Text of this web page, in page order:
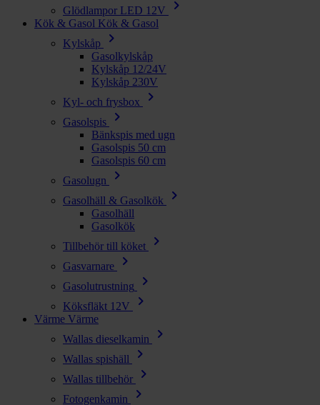
Glödlampor LED 12V chevron_right
Kök & Gasol Kök & Gasol
Kylskåp
chevron_right
Gasolkylskåp
Kylskåp 12/24V
Kylskåp 230V
Kyl- och frysbox
chevron_right
Gasolspis chevron_right
Bänkspis med ugn
Gasolspis 50 cm
Gasolspis 60 cm
Gasolugn
chevron_right
Gasolhäll & Gasolkök chevron_right
Gasolhäll
Gasolkök
Tillbehör till köket
chevron_right
Gasvarnare chevron_right
Gasolutrustning chevron_right
Köksfläkt 12V chevron_right
Värme Värme
Wallas dieselkamin
chevron_right
Wallas spishäll chevron_right
Wallas tillbehör chevron_right
Fotogenkamin chevron_right